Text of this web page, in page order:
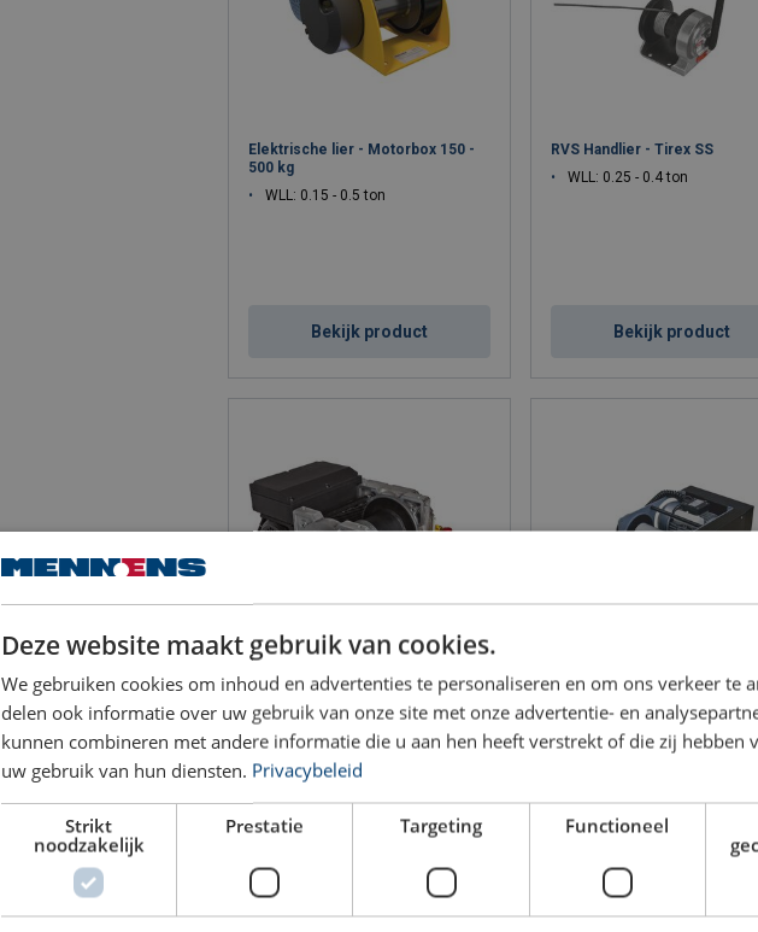
Elektrische lier - Motorbox 150 -
500 kg
WLL: 0.15 - 0.5 ton
Bekijk product
RVS Handlier - Tirex SS
WLL: 0.25 - 0.4 ton
Bekijk product
Elektrische lier - TRBoxter BT 250
WLL: 0.29 - 1.5 ton
Huchez Elektrische lier -
WLL: 0.36 - 1.3 ton
Bekijk product
Deze website maakt gebruik van cookies.
We gebruiken cookies om inhoud en advertenties te personaliseren en om ons verkeer te
delen ook informatie over uw gebruik van onze site met onze advertentie- en
kunnen combineren met andere informatie die u aan hen heeft verstrekt of die zij hebben
uw gebruik van hun diensten. Privacybeleid
Strikt
noodzakelijk
Prestatie Targeting Functioneel